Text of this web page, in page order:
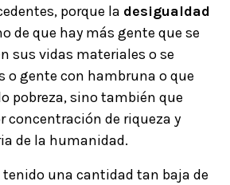
porque la desigualdad
de que hay más gente que se
sus vidas materiales o se
o gente con hambruna o que
pobreza, sino también que
concentración de riqueza y
de la humanidad.
una cantidad tan baja de